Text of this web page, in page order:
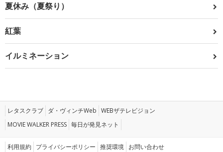
夏休み（夏祭り）
紅葉
イルミネーション
レタスクラブ ダ・ヴィンチWeb WEBザテレビジョン
MOVIE WALKER PRESS 毎日が発見ネット
利用規約 プライバシーポリシー 推奨環境 お問い合わせ